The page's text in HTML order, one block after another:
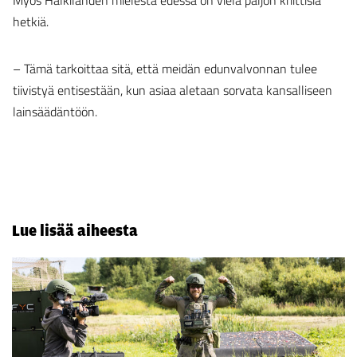
hetkiä.
– Tämä tarkoittaa sitä, että meidän edunvalvonnan tulee
tiivistyä entisestään, kun asiaa aletaan sorvata kansalliseen
lainsäädäntöön.
Lue lisää aiheesta